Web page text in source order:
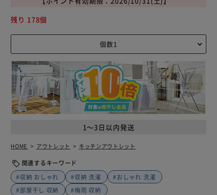
1～3日以内発送
残り 178個
HOME アウトレット キッチンアウトレット
関連するキーワード
#収納 おしゃれ
#収納 洗濯
#おしゃれ 洗濯
#部屋干し 収納
#梅雨 収納